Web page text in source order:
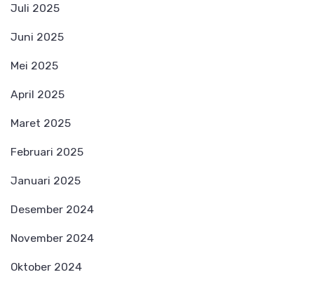
Juli 2025
Juni 2025
Mei 2025
April 2025
Maret 2025
Februari 2025
Januari 2025
Desember 2024
November 2024
Oktober 2024